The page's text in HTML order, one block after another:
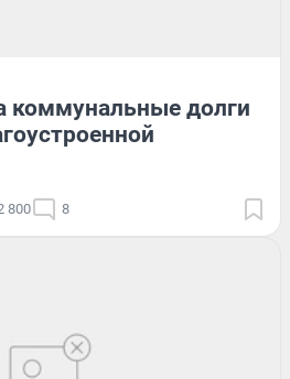
коммунальные долги
800 8